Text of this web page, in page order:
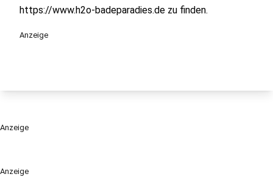
Anzeige
https://www.h2o-badeparadies.de zu finden.
Anzeige
Anzeige